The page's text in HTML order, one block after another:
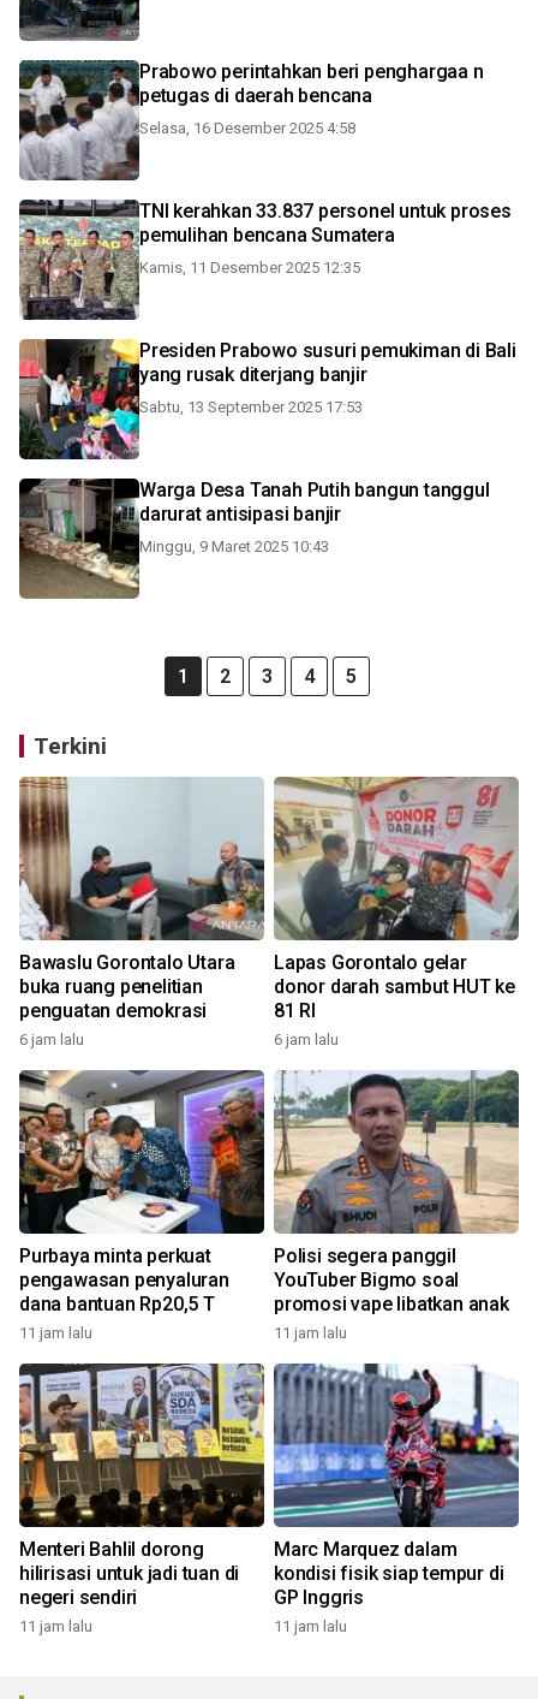
Prabowo perintahkan beri penghargaa n
petugas di daerah bencana
Selasa, 16 Desember 2025 4:58
TNI kerahkan 33.837 personel untuk proses
pemulihan bencana Sumatera
Kamis, 11 Desember 2025 12:35
Presiden Prabowo susuri pemukiman di Bali
yang rusak diterjang banjir
Sabtu, 13 September 2025 17:53
Warga Desa Tanah Putih bangun tanggul
darurat antisipasi banjir
Minggu, 9 Maret 2025 10:43
1 2 3 4 5
Terkini
Bawaslu Gorontalo Utara
buka ruang penelitian
penguatan demokrasi
6 jam lalu
Lapas Gorontalo gelar
donor darah sambut HUT ke
81 RI
6 jam lalu
Purbaya minta perkuat
pengawasan penyaluran
dana bantuan Rp20,5 T
11 jam lalu
Polisi segera panggil
YouTuber Bigmo soal
promosi vape libatkan anak
11 jam lalu
Menteri Bahlil dorong
hilirisasi untuk jadi tuan di
negeri sendiri
11 jam lalu
Marc Marquez dalam
kondisi fisik siap tempur di
GP Inggris
11 jam lalu